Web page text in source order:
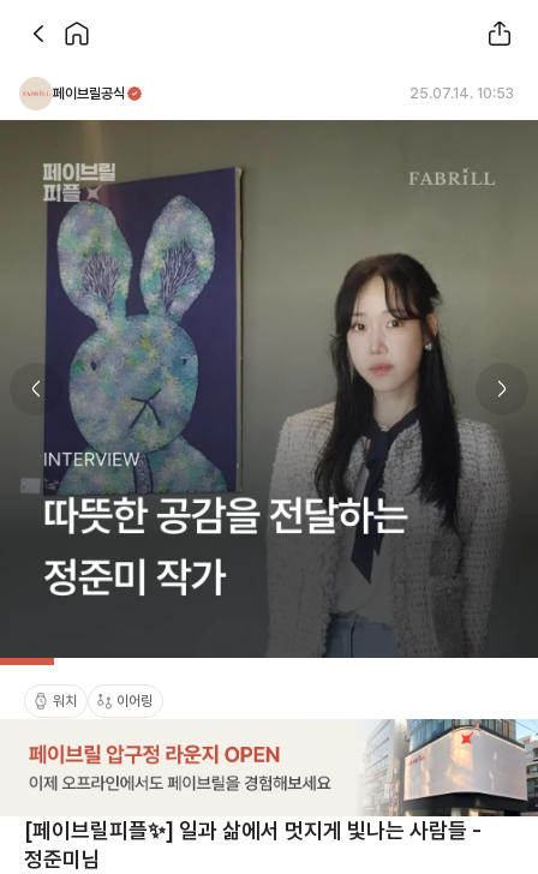
페이브릴공식 25.07.14. 10:53
Previous slide
워치 이어링
[페이브릴피플✨] 일과 삶에서 멋지게 빛나는 사람들 -
정준미님